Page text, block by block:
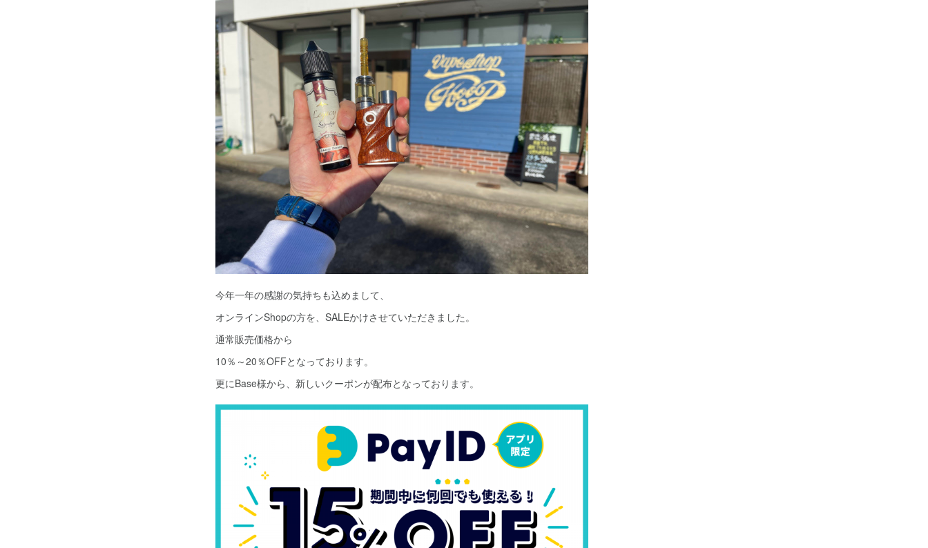
今年一年の感謝の気持ちも込めまして、
オンラインShopの方を、SALEかけさせていただきました。
通常販売価格から
10％～20％OFFとなっております。
更にBase様から、新しいクーポンが配布となっております。